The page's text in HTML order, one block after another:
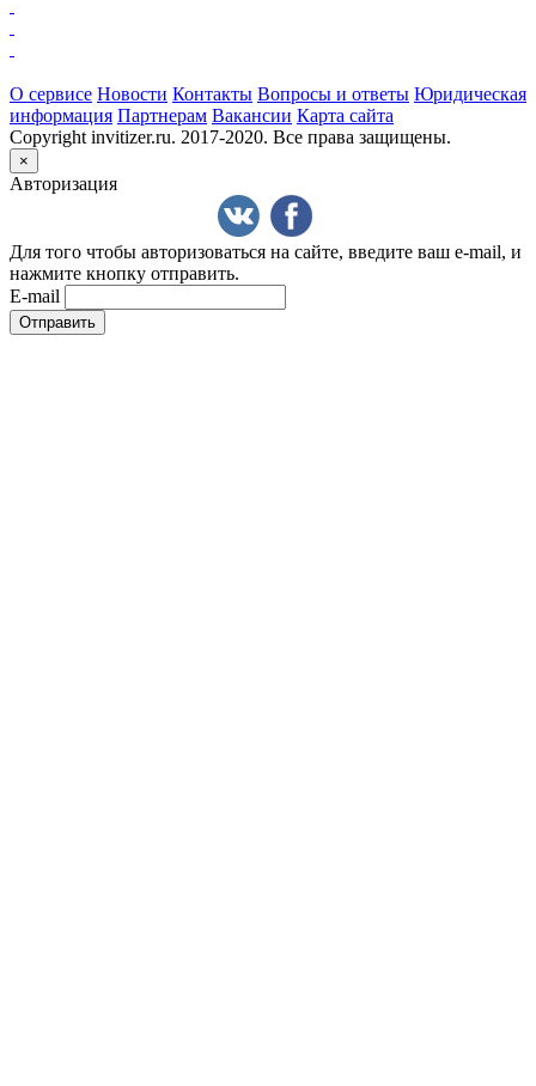
О сервисе Новости Контакты Вопросы и ответы Юридическая
информация Партнерам Вакансии Карта сайта
Copyright invitizer.ru. 2017-2020. Все права защищены.
×
Авторизация
Для того чтобы авторизоваться на сайте, введите ваш e-mail, и
нажмите кнопку отправить.
E-mail
Отправить